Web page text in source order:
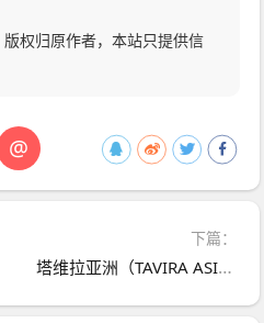
权归原作者，本站只提供信
@
下篇：
塔维拉亚洲（TAVIRA ASIA）：震哥带你扒皮这个短命杀猪盘！